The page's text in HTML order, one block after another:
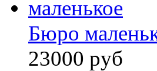
Бюро
23000 руб